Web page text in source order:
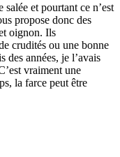
salée et pourtant ce n’est
propose donc des
oignon. Ils
crudités ou une bonne
des années, je l’avais
vraiment une
la farce peut être